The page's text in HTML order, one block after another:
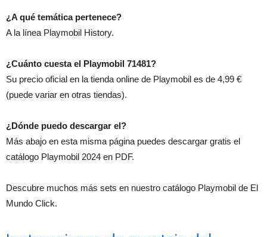
¿A qué temática pertenece?
A la línea Playmobil History.
¿Cuánto cuesta el Playmobil 71481?
Su precio oficial en la tienda online de Playmobil es de 4,99 €
(puede variar en otras tiendas).
¿Dónde puedo descargar el?
Más abajo en esta misma página puedes descargar gratis el
catálogo Playmobil 2024 en PDF.
Descubre muchos más sets en nuestro catálogo Playmobil de El
Mundo Click.